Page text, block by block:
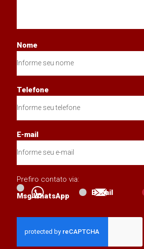
Nome
Telefone
E-mail
Prefiro contato via:
Msg WhatsApp
E-mail